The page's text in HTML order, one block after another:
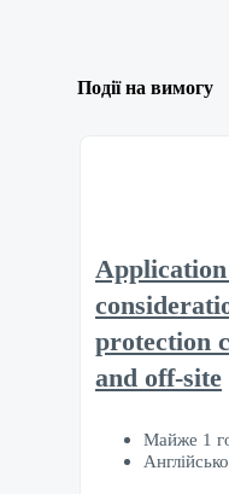
Події на вимогу
protection
and off-site
Майже 1